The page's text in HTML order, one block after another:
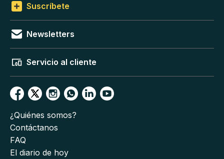
Suscríbete
Newsletters
Servicio al cliente
¿Quiénes somos?
Contáctanos
FAQ
El diario de hoy